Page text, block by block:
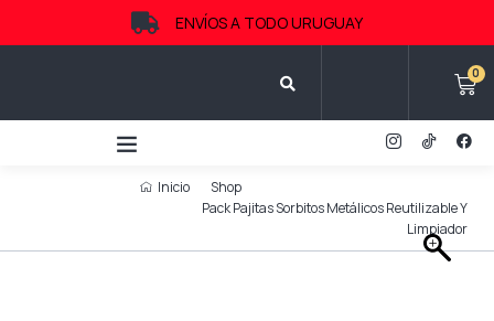
ENVÍOS A TODO URUGUAY
0
I
c
-
i
s
F
a
b
o
o
k
Inicio
Shop
Pack Pajitas Sorbitos Metálicos Reutilizable Y
Limpiador